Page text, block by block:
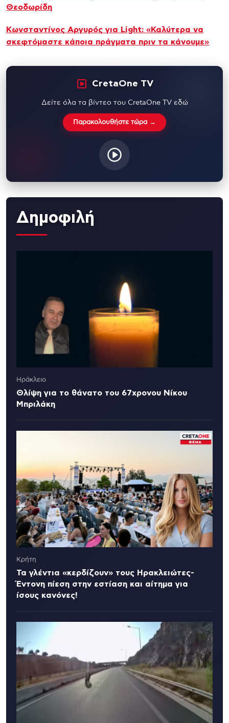
Θεοδωρίδη
Κωνσταντίνος Αργυρός για Light: «Καλύτερα να
σκεφτόμαστε κάποια πράγματα πριν τα κάνουμε»
CretaOne TV
Δείτε όλα τα βίντεο του CretaOne TV εδώ
Παρακολουθήστε τώρα →
Δημοφιλή
Ηράκλειο
Θλίψη για το θάνατο του 67χρονου Νίκου
Μπριλάκη
Κρήτη
Τα γλέντια «κερδίζουν» τους Ηρακλειώτες-
Έντονη πίεση στην εστίαση και αίτημα για
ίσους κανόνες!